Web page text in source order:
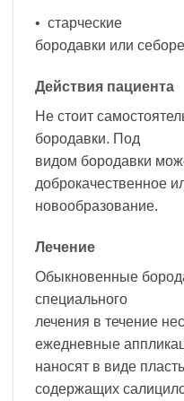
• старческие
бородавки или
Действия пациента
Не стоит
бородавки. Под
видом бородавки
доброкачественное
новообразование.
Лечение
Обыкновенные
специального
лечения в течение
ежедневные
наносят в виде
содержащих